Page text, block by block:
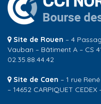
Site de Rouen – 4
Vauban – Bâtiment A – CS
02.35.88.44.42
Site de Caen – 1 rue
– 14652 CARPIQUET CEDEX